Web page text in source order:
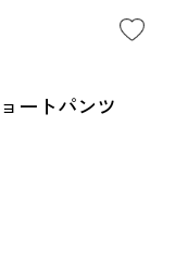
ートパンツ